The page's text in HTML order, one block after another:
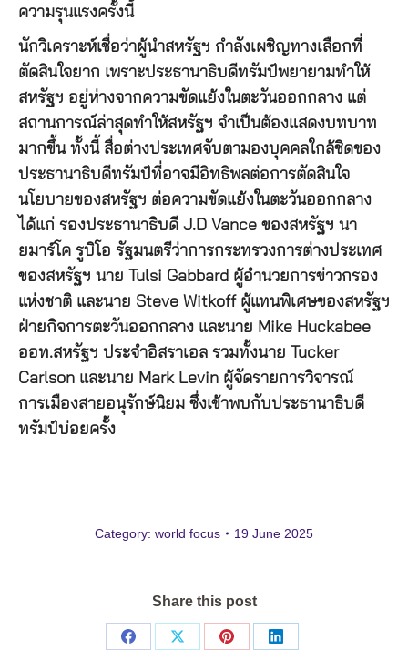
ความรุนแรงครั้งนี้
นักวิเคราะห์เชื่อว่าผู้นำสหรัฐฯ กำลังเผชิญทางเลือกที่
ตัดสินใจยาก เพราะประธานาธิบดีทรัมป์พยายามทำให้
สหรัฐฯ อยู่ห่างจากความขัดแย้งในตะวันออกกลาง แต่
สถานการณ์ล่าสุดทำให้สหรัฐฯ จำเป็นต้องแสดงบทบาท
มากขึ้น ทั้งนี้ สื่อต่างประเทศจับตามองบุคคลใกล้ชิดของ
ประธานาธิบดีทรัมป์ที่อาจมีอิทธิพลต่อการตัดสินใจ
นโยบายของสหรัฐฯ ต่อความขัดแย้งในตะวันออกกลาง
ได้แก่ รองประธานาธิบดี J.D Vance ของสหรัฐฯ นา
ยมาร์โค รูบิโอ รัฐมนตรีว่าการกระทรวงการต่างประเทศ
ของสหรัฐฯ นาย Tulsi Gabbard ผู้อำนวยการข่าวกรอง
แห่งชาติ และนาย Steve Witkoff ผู้แทนพิเศษของสหรัฐฯ
ฝ่ายกิจการตะวันออกกลาง และนาย Mike Huckabee
ออท.สหรัฐฯ ประจำอิสราเอล รวมทั้งนาย Tucker
Carlson และนาย Mark Levin ผู้จัดรายการวิจารณ์
การเมืองสายอนุรักษ์นิยม ซึ่งเข้าพบกับประธานาธิบดี
ทรัมป์บ่อยครั้ง
Category: world focus 19 June 2025
Share this post
Share Share Share Share